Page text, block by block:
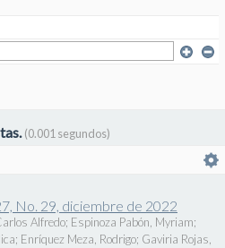
(0.001 segundos)
No. 29, diciembre de 2022
Alfredo; Espinoza Pabón, Myriam;
; Enríquez Meza, Rodrigo; Gaviria Rojas,